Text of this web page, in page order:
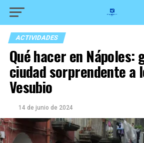
ACTIVIDADES
Qué hacer en Nápoles:
ciudad sorprendente a
Vesubio
14 de junio de 2024